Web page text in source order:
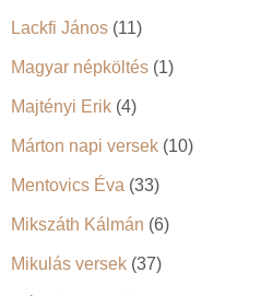
Lackfi János (11)
Magyar népköltés (1)
Majtényi Erik (4)
Márton napi versek (10)
Mentovics Éva (33)
Mikszáth Kálmán (6)
Mikulás versek (37)